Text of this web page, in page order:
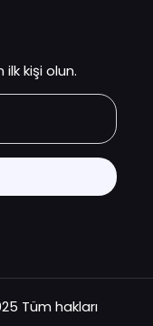
kişi olun.
Tüm hakları